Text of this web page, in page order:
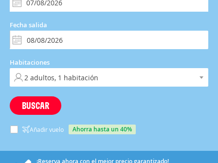
Fecha salida
Habitaciones
BUSCAR
Añadir vuelo ahorra hasta un 40%
¡Reserva ahora con el mejor precio garantizado!